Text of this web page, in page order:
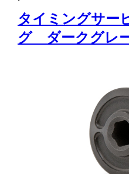
タイミングサー
グ ダークグレ